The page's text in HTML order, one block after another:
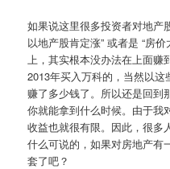
如果说这里很多投资者对地产
以地产股肯定涨” 或者是 “房
上，其实根本没办法在上面
2013年买入万科的，当然以
赚了多少钱了。所以还是回
你就能拿到什么时候。由于我
收益也就很有限。因此，很多
什么可说的，如果对房地产有
套了吧？